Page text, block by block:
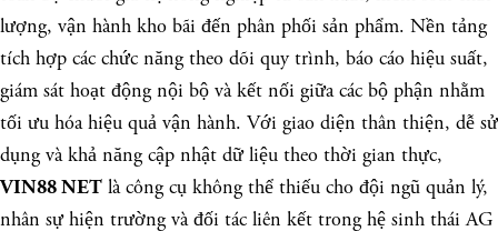
lượng, vận hành kho bãi đến phân phối sản phẩm. Nền tảng
tích hợp các chức năng theo dõi quy trình, báo cáo hiệu suất,
giám sát hoạt động nội bộ và kết nối giữa các bộ phận nhằm
tối ưu hóa hiệu quả vận hành. Với giao diện thân thiện, dễ sử
dụng và khả năng cập nhật dữ liệu theo thời gian thực,
VIN88 NET là công cụ không thể thiếu cho đội ngũ quản lý,
nhân sự hiện trường và đối tác liên kết trong hệ sinh thái AG